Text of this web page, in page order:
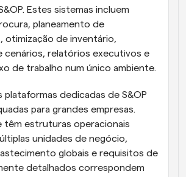
Estes sistemas incluem
planeamento de
otimização de inventário,
cenários, relatórios executivos e
de trabalho num único ambiente.
plataformas dedicadas de S&OP
para grandes empresas.
têm estruturas operacionais
unidades de negócio,
globais e requisitos de
detalhados correspondem